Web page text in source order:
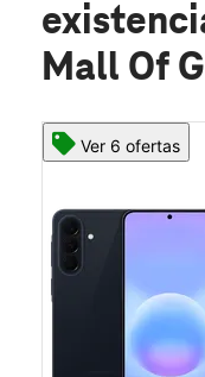
Mall Of
Ver 6 ofertas